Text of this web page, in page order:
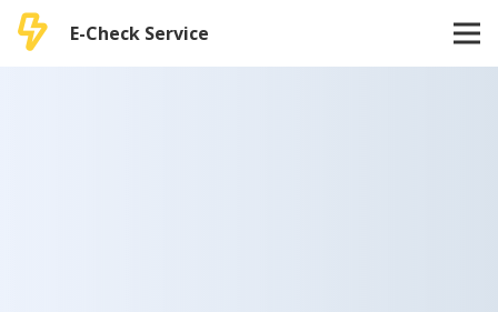
E-Check Service